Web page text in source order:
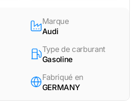
Marque
Audi
Type de carburant
Gasoline
Fabriqué en
GERMANY